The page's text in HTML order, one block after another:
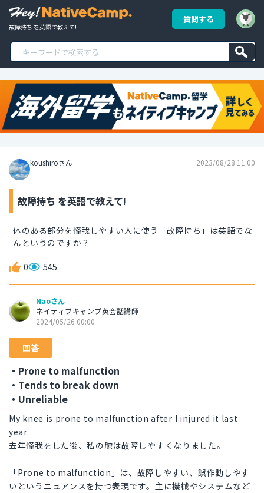
故障持ち を英語で教えて!
質問する
koushiroさん 2023/08/28 11:00
故障持ち を英語で教えて!
体のある部分を怪我しやすい人に使う「故障持ち」は英語でな
んというのですか？
0 545
Naoさん
ネイティブキャンプ英会話講師
2024/05/26 00:00
回答
・Prone to malfunction
・Tends to break down
・Unreliable
My knee is prone to malfunction after I injured it last
year.
去年怪我をした後、私の膝は故障しやすくなりました。
「Prone to malfunction」は、故障しやすい、誤作動しやす
いというニュアンスを持つ表現です。主に機械やシステムなど